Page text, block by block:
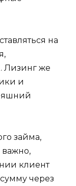
на
Лизинг же
и
займа,
важно,
клиент
через